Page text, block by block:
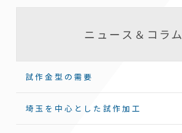
ニュース＆コラム
試作金型の需要
埼玉を中心とした試作加工